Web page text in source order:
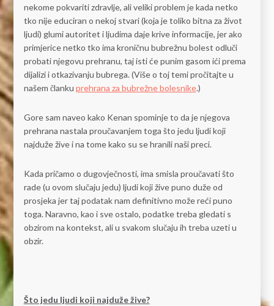
nekome pokvariti zdravlje, ali veliki problem je kada netko
tko nije educiran o nekoj stvari (koja je toliko bitna za život
ljudi) glumi autoritet i ljudima daje krive informacije, jer ako
primjerice netko tko ima kroničnu bubrežnu bolest odluči
probati njegovu prehranu, taj isti će punim gasom ići prema
dijalizi i otkazivanju bubrega. (Više o toj temi pročitajte u
našem članku prehrana za bubrežne bolesnike.)
Gore sam naveo kako Kenan spominje to da je njegova
prehrana nastala proučavanjem toga što jedu ljudi koji
najduže žive i na tome kako su se hranili naši preci.
Kada pričamo o dugovječnosti, ima smisla proučavati što
rade (u ovom slučaju jedu) ljudi koji žive puno duže od
prosjeka jer taj podatak nam definitivno može reći puno
toga. Naravno, kao i sve ostalo, podatke treba gledati s
obzirom na kontekst, ali u svakom slučaju ih treba uzeti u
obzir.
Što jedu ljudi koji najduže žive?